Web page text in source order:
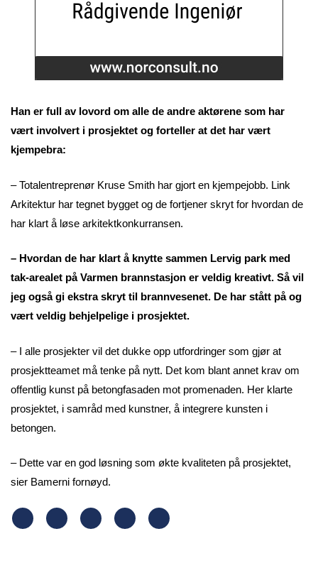
Han er full av lovord om alle de andre aktørene som har
vært involvert i prosjektet og forteller at det har vært
kjempebra:
– Totalentreprenør Kruse Smith har gjort en kjempejobb. Link
Arkitektur har tegnet bygget og de fortjener skryt for hvordan de
har klart å løse arkitektkonkurransen.
– Hvordan de har klart å knytte sammen Lervig park med
tak-arealet på Varmen brannstasjon er veldig kreativt. Så vil
jeg også gi ekstra skryt til brannvesenet. De har stått på og
vært veldig behjelpelige i prosjektet.
– I alle prosjekter vil det dukke opp utfordringer som gjør at
prosjektteamet må tenke på nytt. Det kom blant annet krav om
offentlig kunst på betongfasaden mot promenaden. Her klarte
prosjektet, i samråd med kunstner, å integrere kunsten i
betongen.
– Dette var en god løsning som økte kvaliteten på prosjektet,
sier Bamerni fornøyd.